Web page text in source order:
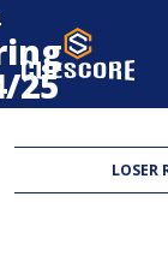
25
LOSER